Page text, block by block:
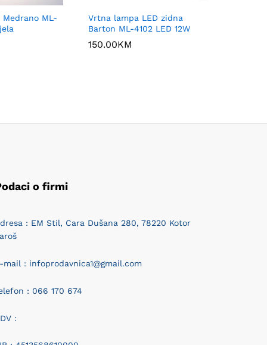
ML-
Vrtna lampa LED zidna
Barton ML-4102 LED 12W
150.00KM
o firmi
: EM Stil, Cara Dušana 280, 78220 Kotor
mail : infoprodavnica1@gmail.com
: 066 170 674
: